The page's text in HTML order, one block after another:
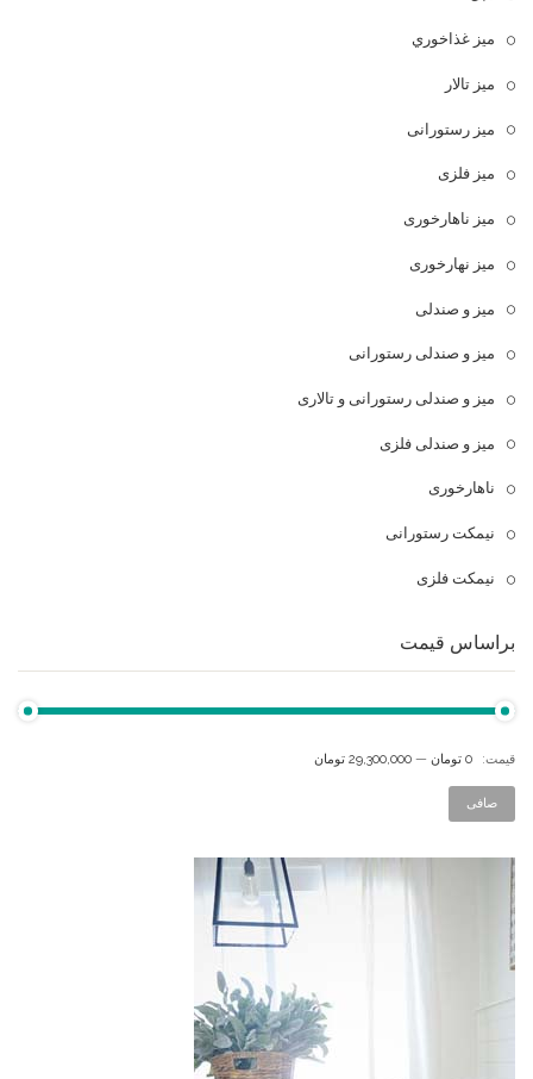
ميز غذاخوري
میز تالار
میز رستورانی
میز فلزی
میز ناهارخوری
میز نهارخوری
میز و صندلی
میز و صندلی رستورانی
میز و صندلی رستورانی و تالاری
میز و صندلی فلزی
ناهارخوری
نیمکت رستورانی
نیمکت فلزی
براساس قیمت
صافی
قيمت: 0 تومان — 29,300,000 تومان